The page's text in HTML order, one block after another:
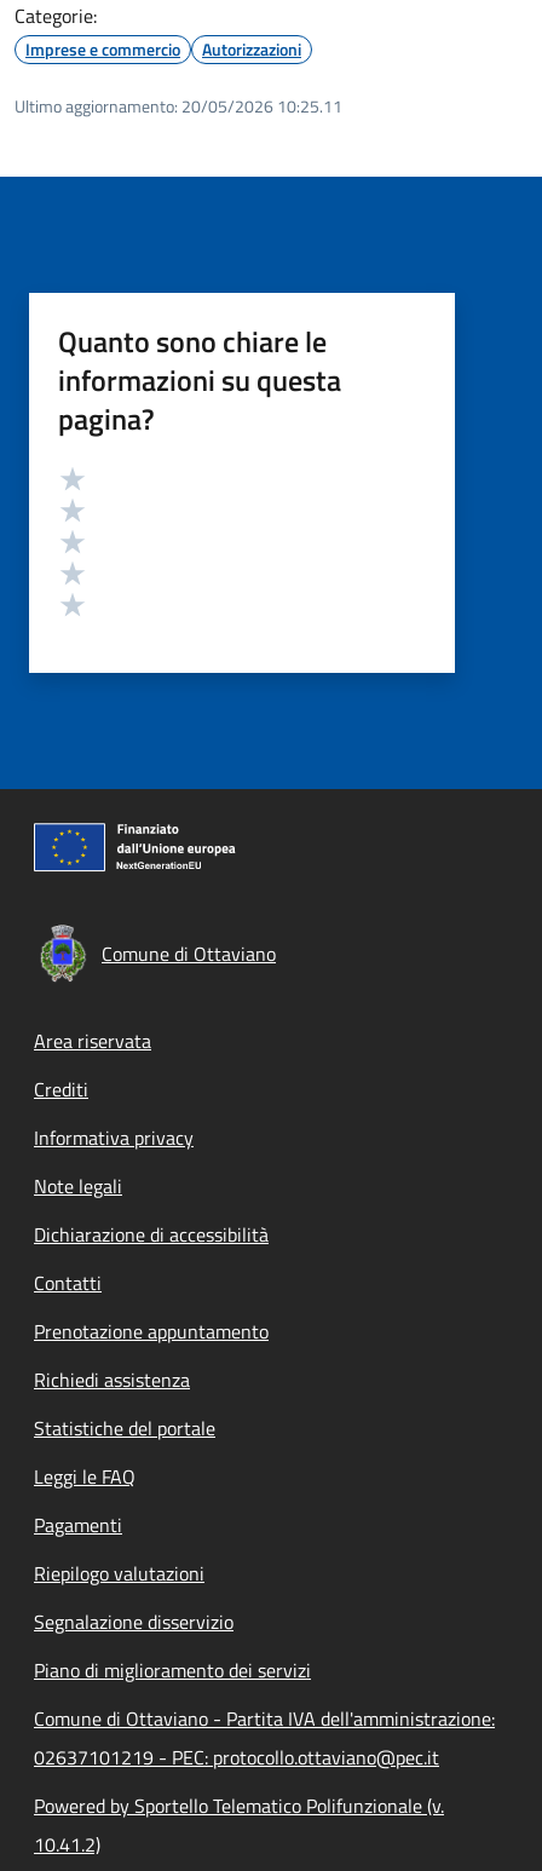
Categorie:
Imprese e commercio Autorizzazioni
Ultimo aggiornamento: 20/05/2026 10:25.11
Quanto sono chiare le
informazioni su questa
pagina?
Valutazione
Comune di Ottaviano
Footer menu
Area riservata
Crediti
Informativa privacy
Note legali
Dichiarazione di accessibilità
Contatti
Prenotazione appuntamento
Richiedi assistenza
Statistiche del portale
Leggi le FAQ
Pagamenti
Riepilogo valutazioni
Segnalazione disservizio
Piano di miglioramento dei servizi
Comune di Ottaviano - Partita IVA dell'amministrazione:
02637101219 - PEC: protocollo.ottaviano@pec.it
Powered by Sportello Telematico Polifunzionale (v.
10.41.2)